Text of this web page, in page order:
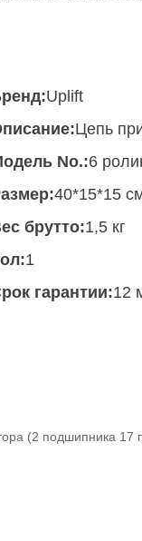
Uplift
Цепь
No.:6
40*15*15
брутто:1,5 кг
1
гарантии:12
(2 подшипника 17